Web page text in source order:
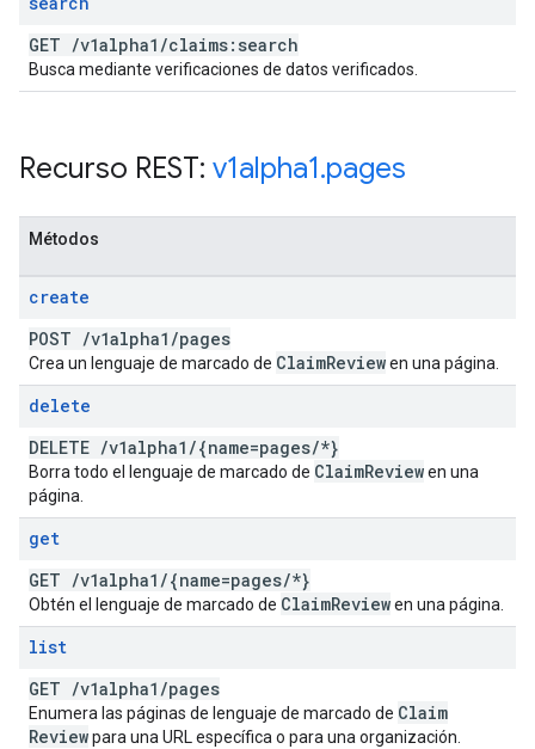
GET /v1alpha1 /claims:search
Busca mediante verificaciones de datos verificados.
Recurso REST: v1alpha1.pages
Métodos
create
POST /v1alpha1 /pages
Crea un lenguaje de marcado de ClaimReviewen una página.
delete
DELETE /v1alpha1 /{name=pages/*}
Borra todo el lenguaje de marcado de ClaimReviewen una
página.
get
GET /v1alpha1 /{name=pages/*}
Obtén el lenguaje de marcado de ClaimReviewen una página.
list
GET /v1alpha1 /pages
Enumera las páginas de lenguaje de marcado de Claim
Reviewpara una URL específica o para una organización.